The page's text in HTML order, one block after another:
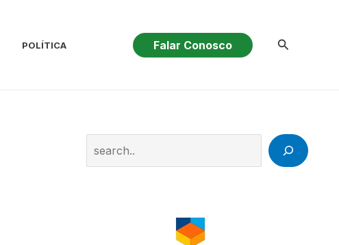
POLÍTICA Falar Conosco Pesquisar